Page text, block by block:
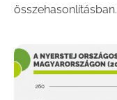
összehasonlításban.